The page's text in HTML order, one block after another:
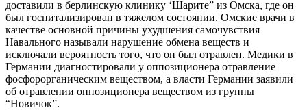
доставили в берлинскую клинику ‘Шарите” из Омска, где он
был госпитализирован в тяжелом состоянии. Омские врачи в
качестве основной причины ухудшения самочувствия
Навального называли нарушение обмена веществ и
исключали вероятность того, что он был отравлен. Медики в
Германии диагностировали у оппозиционера отравление
фосфорорганическим веществом, а власти Германии заявили
об отравлении оппозиционера веществом из группы
“Новичок”.